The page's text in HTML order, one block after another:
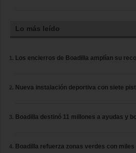
Lo más leído
Los encierros de Boadilla amplían su
Nueva instalación deportiva con siete
Boadilla destinó 11 millones a ayudas y
Boadilla refuerza zonas verdes con